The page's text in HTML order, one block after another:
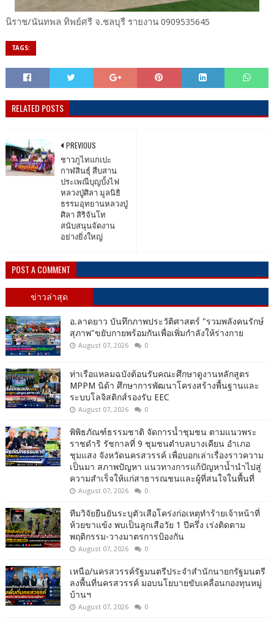
นิราช/นันทพล ทิพย์ศรี จ.ชลบุรี รายงาน 0909535645
TAGS:
RELATED POSTS
PREVIOUS
ชาวภูไทแกเปะ
กาฬสินธุ์ สืบสาน
ประเพณีบุญบั้งไฟ
หลวงปู่ศิลา มูลนิธิ
ธรรมอุทยานหลวงปู่
ศิลา สิริจันโท
สนับสนุนจัดงาน
อย่างยิ่งใหญ่
POST A COMMENT
ข่าวล่าสุด
อ.ลาดยาว บันทึกภาพประวัติศาสตร์ "รวมพลังคนรักษ์
สุภาพ"ขยับกายพร้อมกันเพื่อเพิ่มกำลังให้ร่างกาย
August 07, 2026 0
ท่าเรือแหลมฉบังต้อนรับคณะศึกษาดูงานหลักสูตร
MPPM นิด้า ศึกษาการพัฒนาโครงสร้างพื้นฐานและ
ระบบโลจิสติกส์รองรับ EEC
August 07, 2026 0
พิพิธภัณฑ์ธรรมชาติ จัดการน้ำชุมชน ตามแนวพระ
ราชดำริ รัชกาลที่ 9 ชุมชนตำบลบางเคียน อำเภอ
ชุมแสง จังหวัดนครสวรรค์ เพื่อบอกเล่าเรื่องราวความ
เป็นมา สภาพปัญหา แนวทางการแก้ปัญหาน้ำนำไปสู่
ความสำเร็จให้แก่สาธารณชนและผู้ที่สนใจในพื้นที่
August 07, 2026 0
ทีมวิจัยยืนยันระบุตัวเสือโคร่งก่อเหตุทำร้ายเจ้าหน้าที่
ห้วยขาแข้ง พบเป็นลูกเสือวัย 1 ปีครึ่ง เร่งติดตาม
พฤติกรรม-วางมาตรการป้องกัน
August 07, 2026 0
เหนือ/นครสวรรค์รัฐมนตรีประจำสำนักนายกรัฐมนตรี
ลงพื้นที่นครสวรรค์ มอบนโยบายขับเคลื่อนกองทุนหมู่
บ้านฯ
August 07, 2026 0